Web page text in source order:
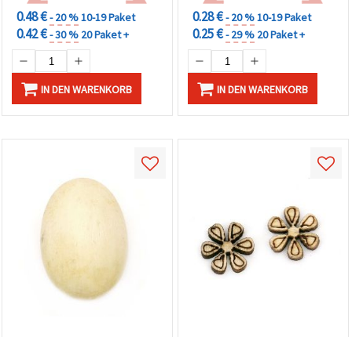
0.48 €- 20 %10-19 Paket
0.42 €- 30 % 20 Paket +
IN DEN WARENKORB
0.28 €- 20 %10-19 Paket
0.25 €- 29 % 20 Paket +
IN DEN WARENKORB